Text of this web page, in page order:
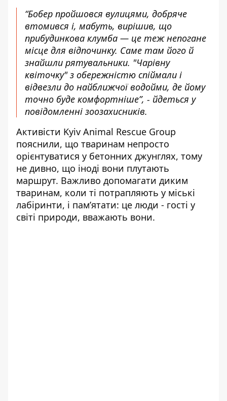
“Бобер пройшовся вулицями, добряче
втомився і, мабуть, вирішив, що
прибудинкова клумба — це теж непогане
місце для відпочинку. Саме там його й
знайшли рятувальники. "Чарівну
квіточку" з обережністю спіймали і
відвезли до найближчої водойми, де йому
точно буде комфортніше”, - йдеться у
повідомленні зоозахисників.
Активісти Kyiv Animal Rescue Group
пояснили, що тваринам непросто
орієнтуватися у бетонних джунглях, тому
не дивно, що іноді вони плутають
маршрут. Важливо допомагати диким
тваринам, коли ті потрапляють у міські
лабіринти, і пам’ятати: це люди - гості у
світі природи, вважають вони.